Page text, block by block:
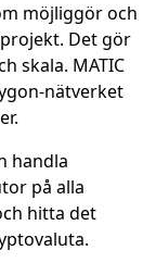
möjliggör och
Det gör
skala. MATIC
nätverket
handla
på alla
hitta det